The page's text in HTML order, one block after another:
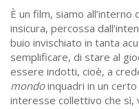
È un film, siamo all’interno
insicura, percossa
buio invischiato in tanta
semplificare, di stare al
essere indotti, cioè, a
mondoinquadri in un
interesse collettivo che sì,